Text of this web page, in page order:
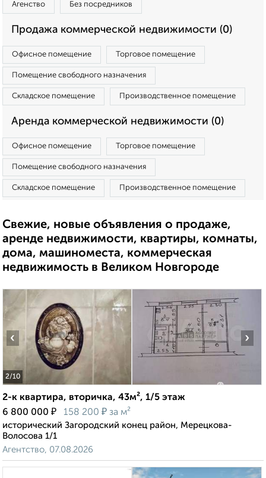
Агенство Без посредников
Продажа коммерческой недвижимости (0)
Офисное помещение Торговое помещение
Помещение свободного назначения
Складское помещение Производственное помещение
Аренда коммерческой недвижимости (0)
Офисное помещение Торговое помещение
Помещение свободного назначения
Складское помещение Производственное помещение
Свежие, новые объявления о продаже,
аренде недвижимости, квартиры, комнаты,
дома, машиноместа, коммерческая
недвижимость в Великом Новгороде
2/10
‹ ›
2-к квартира, вторичка, 43м², 1/5 этаж
6 800 000 ₽ 158 200 ₽ за м²
исторический Загородский конец район, Мерецкова-
Волосова 1/1
Агентство, 07.08.2026